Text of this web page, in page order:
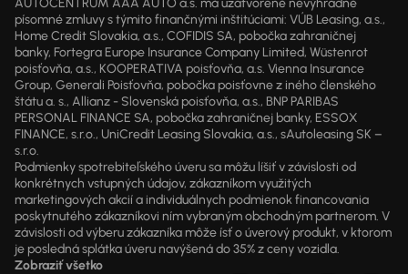
AUTOCENTRUM AAA AUTO a.s. má uzatvorené nevýhradné
písomné zmluvy s týmito finančnými inštitúciami: VÚB Leasing, a.s.,
Home Credit Slovakia, a.s., COFIDIS SA, pobočka zahraničnej
banky, Fortegra Europe Insurance Company Limited, Wüstenrot
poisťovňa, a.s., KOOPERATIVA poisťovňa, a.s. Vienna Insurance
Group, Generali Poisťovňa, pobočka poisťovne z iného členského
štátu a. s., Allianz - Slovenská poisťovňa, a.s., BNP PARIBAS
PERSONAL FINANCE SA, pobočka zahraničnej banky, ESSOX
FINANCE, s.r.o., UniCredit Leasing Slovakia, a.s., sAutoleasing SK –
s.r.o.
Podmienky spotrebiteľského úveru sa môžu líšiť v závislosti od
konkrétnych vstupných údajov, zákazníkom využitých
marketingových akcií a individuálnych podmienok financovania
poskytnutého zákazníkovi ním vybraným obchodným partnerom. V
závislosti od výberu zákazníka môže ísť o úverový produkt, v ktorom
je posledná splátka úveru navýšená do 35% z ceny vozidla.
Zobraziť všetko